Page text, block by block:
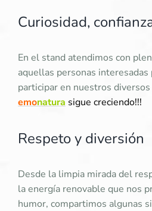
Curiosidad,
En el stand atendimos con
aquellas personas interesadas
participar en nuestros
emonatura sigue creciendo!!!
Respeto y diversión
Desde la limpia mirada del
la energía renovable que nos
humor, compartimos algunas